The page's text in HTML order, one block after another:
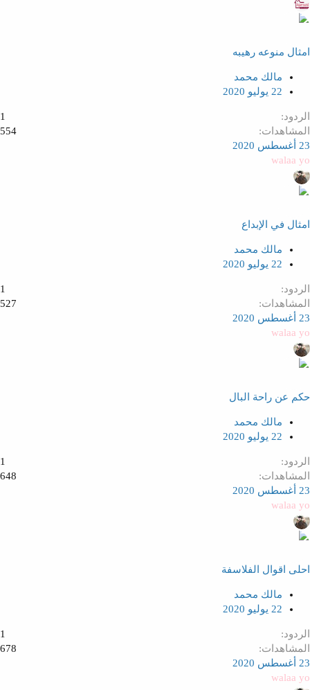
امثال منوعه رهيبه
مالك محمد
22 يوليو 2020
الردود
1
المشاهدات
554
23 أغسطس 2020
walaa yo
امثال في الإبداع
مالك محمد
22 يوليو 2020
الردود
1
المشاهدات
527
23 أغسطس 2020
walaa yo
حكم عن راحة البال
مالك محمد
22 يوليو 2020
الردود
1
المشاهدات
648
23 أغسطس 2020
walaa yo
احلى اقوال الفلاسفة
مالك محمد
22 يوليو 2020
الردود
1
المشاهدات
678
23 أغسطس 2020
walaa yo